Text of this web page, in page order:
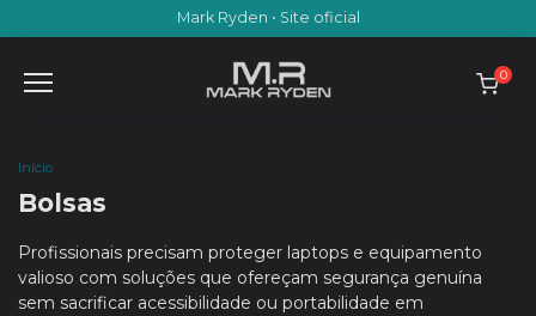
to
Mark Ryden • Site oficial
0
Início
Bolsas
Profissionais precisam proteger laptops e equipamento
valioso com soluções que ofereçam segurança genuína
sem sacrificar acessibilidade ou portabilidade em